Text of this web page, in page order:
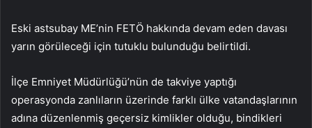
Eski astsubay ME’nin FETÖ hakkında devam eden davası
yarın görüleceği için tutuklu bulunduğu belirtildi.
İlçe Emniyet Müdürlüğü’nün de takviye yaptığı
operasyonda zanlıların üzerinde farklı ülke vatandaşlarının
adına düzenlenmiş geçersiz kimlikler olduğu, bindikleri